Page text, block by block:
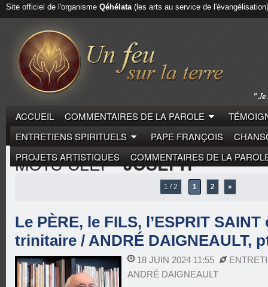
Site officiel de l'organisme Qéhélata(les arts au service de l'évangélisation)
ACCUEIL COMMENTAIRES DE LA PAROLE
ENTRETIENS SPIRITUELS
PAPE FRANÇOIS
PROJETS ARTISTIQUES
COMMENTAIRES DE LA
MOTS-CLEF"JOSEPH"
1 / 2 1 2 »
Le PÈRE, le FILS, l’ESPRIT
trinitaire / ANDRÉ DAIGNEAULT,
18 JUIN 2024 11:55
ANDRÉ DAIGNEAULT